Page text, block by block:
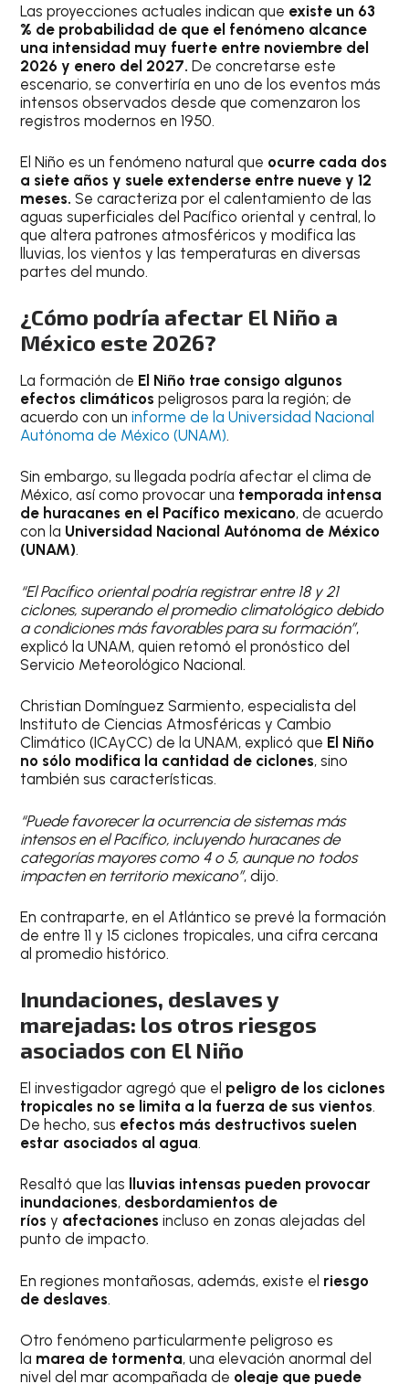
Las proyecciones actuales indican que existe un 63
% de probabilidad de que el fenómeno alcance
una intensidad muy fuerte entre noviembre del
2026 y enero del 2027. De concretarse este
escenario, se convertiría en uno de los eventos más
intensos observados desde que comenzaron los
registros modernos en 1950.
El Niño es un fenómeno natural que ocurre cada dos
a siete años y suele extenderse entre nueve y 12
meses.Se caracteriza por el calentamiento de las
aguas superficiales del Pacífico oriental y central, lo
que altera patrones atmosféricos y modifica las
lluvias, los vientos y las temperaturas en diversas
partes del mundo.
¿Cómo podría afectar El Niño a
México este 2026?
La formación de El Niño trae consigo algunos
efectos climáticos peligrosos para la región; de
acuerdo con uninforme de la Universidad Nacional
Autónoma de México (UNAM).
Sin embargo, su llegada podría afectar el clima de
México, así como provocar una temporada intensa
de huracanes en el Pacífico mexicano, de acuerdo
con la Universidad Nacional Autónoma de México
(UNAM).
“El Pacífico oriental podría registrar entre 18 y 21
ciclones, superando el promedio climatológico debido
a condiciones más favorables para su formación”,
explicó la UNAM, quien retomó el pronóstico del
Servicio Meteorológico Nacional.
Christian Domínguez Sarmiento, especialista del
Instituto de Ciencias Atmosféricas y Cambio
Climático (ICAyCC) de la UNAM, explicó que El Niño
no sólo modifica la cantidad de ciclones, sino
también sus características.
“Puede favorecer la ocurrencia de sistemas más
intensos en el Pacífico, incluyendo huracanes de
categorías mayores como 4 o 5, aunque no todos
impacten en territorio mexicano”, dijo.
En contraparte, en el Atlántico se prevé la formación
de entre 11 y 15 ciclones tropicales, una cifra cercana
al promedio histórico.
Inundaciones, deslaves y
marejadas: los otros riesgos
asociados con El Niño
El investigador agregó que el peligro de los ciclones
tropicales no se limita a la fuerza de sus vientos.
De hecho, sus efectos más destructivos suelen
estar asociados al agua.
Resaltó que las
lluvias intensas pueden provocar
inundaciones, desbordamientos de
ríos y afectaciones incluso en zonas alejadas del
punto de impacto.
En regiones montañosas, además, existe el riesgo
de deslaves.
Otro fenómeno particularmente peligroso es
la marea de tormenta, una elevación anormal del
nivel del mar acompañada de oleaje que puede